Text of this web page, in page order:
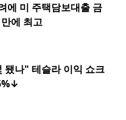
에 미 주택담보대출 금
에 최고
됐나" 테슬라 이익 쇼크